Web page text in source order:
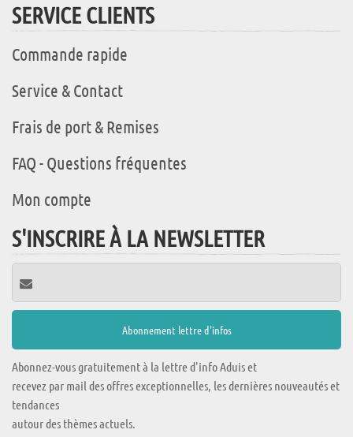
SERVICE CLIENTS
Commande rapide
Service & Contact
Frais de port & Remises
FAQ - Questions fréquentes
Mon compte
S'INSCRIRE À LA NEWSLETTER
Abonnez-vous gratuitement à la lettre d'info Aduis et
recevez par mail des offres exceptionnelles, les dernières nouveautés et
tendances
autour des thèmes actuels.